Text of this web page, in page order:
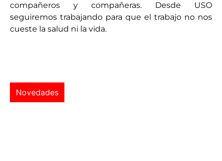
compañeros y compañeras. Desde USO
seguiremos trabajando para que el trabajo no nos
cueste la salud ni la vida.
Novedades